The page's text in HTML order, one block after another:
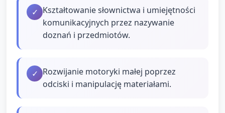
✓ Kształtowanie słownictwa i umiejętności
komunikacyjnych przez nazywanie
doznań i przedmiotów.
✓ Rozwijanie motoryki małej poprzez
odciski i manipulację materiałami.